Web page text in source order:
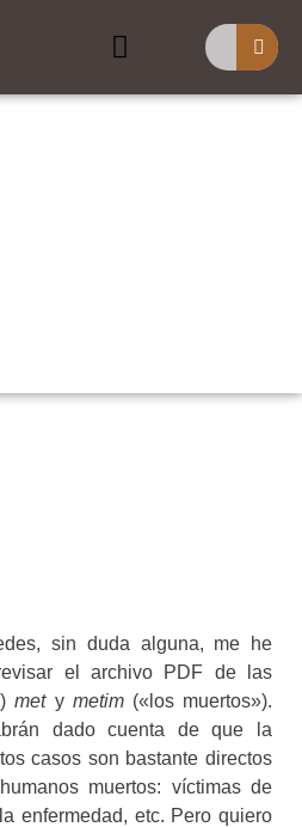
Buscar
sin duda alguna, me he
el archivo PDF de las
mety metim(«los muertos»).
dado cuenta de que la
casos son bastante directos
muertos: víctimas de
enfermedad, etc. Pero quiero